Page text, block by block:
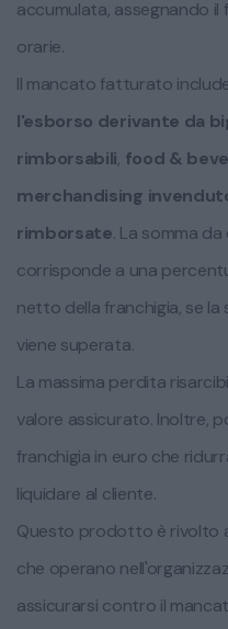
accumulata, assegnando
orarie.
Il mancato fatturato
l'esborso derivante da
rimborsabili, food &
merchandising
rimborsate. La somma
corrisponde a una
netto della franchigia, se
viene superata.
La massima perdita
valore assicurato. Inoltre,
franchigia in euro che
liquidare al cliente.
Questo prodotto è rivolto
che operano
assicurarsi contro il